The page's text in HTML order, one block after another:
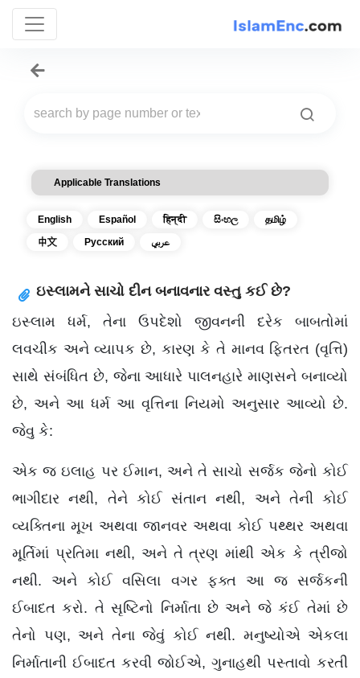
Applicable Translations
English Español हिन्दी සිංහල
தமிழ்
中文
Русский عربي
ઇસ્લામને સાચો દીન બનાવનાર વસ્તુ કઈ છે?
ઇસ્લામ ધર્મ, તેના ઉપદેશો જીવનની દરેક બાબતોમાં
લવચીક અને વ્યાપક છે, કારણ કે તે માનવ ફિતરત (વૃત્તિ)
સાથે સંબંધિત છે, જેના આધારે પાલનહારે માણસને બનાવ્યો
છે, અને આ ધર્મ આ વૃત્તિના નિયમો અનુસાર આવ્યો છે.
જેવુ કે:
એક જ ઇલાહ પર ઈમાન, અને તે સાચો સર્જક જેનો કોઈ
ભાગીદાર નથી, તેને કોઈ સંતાન નથી, અને તેની કોઈ
વ્યક્તિના મૂખ અથવા જાનવર અથવા કોઈ પથ્થર અથવા
મૂર્તિમાં પ્રતિમા નથી, અને તે ત્રણ માંથી એક કે ત્રીજો
નથી. અને કોઈ વસિલા વગર ફક્ત આ જ સર્જકની
ઈબાદત કરો. તે સૃષ્ટિનો નિર્માતા છે અને જે કંઈ તેમાં છે
તેનો પણ, અને તેના જેવું કોઈ નથી. મનુષ્યોએ એકલા
નિર્માતાની ઈબાદત કરવી જોઈએ, ગુનાહથી પસ્તાવો કરતી